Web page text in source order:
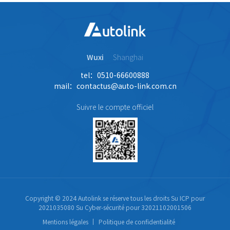
et 12 caméras, assurant
expérience de service de
voyage riche en couleurs
Wuxi
Shanghai
tel：0510-66600888
mail：contactus@auto-link.com.cn
Suivre le compte officiel
Copyright © 2024 Autolink se réserve tous les droitsSu ICP pour
2021035080 Su Cyber-sécurité pour 32021102001506
Mentions légales
Politique de confidentialité